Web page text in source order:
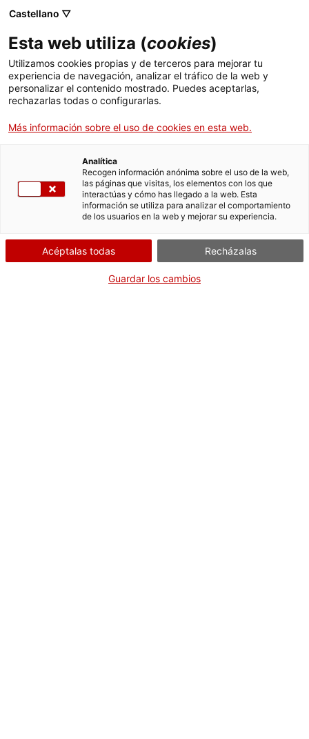
Entradas
ENG
FRA
ESP
Publicaciones
Ordena
12 meses, 12 obras
Catálogo
Ensayo
2024
Castellano ▽
Esta web utiliza (cookies)
Utilizamos cookies propias y de terceros para mejorar tu
experiencia de navegación, analizar el tráfico de la web y
personalizar el contenido mostrado. Puedes aceptarlas,
rechazarlas todas o configurarlas.
Más información sobre el uso de cookies en esta web.
Analítica
Recogen información anónima sobre el uso de la web,
las páginas que visitas, los elementos con los que
interactúas y cómo has llegado a la web. Esta
información se utiliza para analizar el comportamiento
de los usuarios en la web y mejorar su experiencia.
Acéptalas todas Recházalas
Guardar los cambios